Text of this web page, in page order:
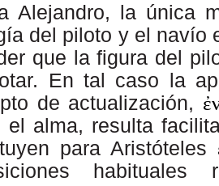
Alejandro, la única
del piloto y el navío
que la figura del
En tal caso la
de actualización,
el alma, resulta
para Aristóteles
habituales